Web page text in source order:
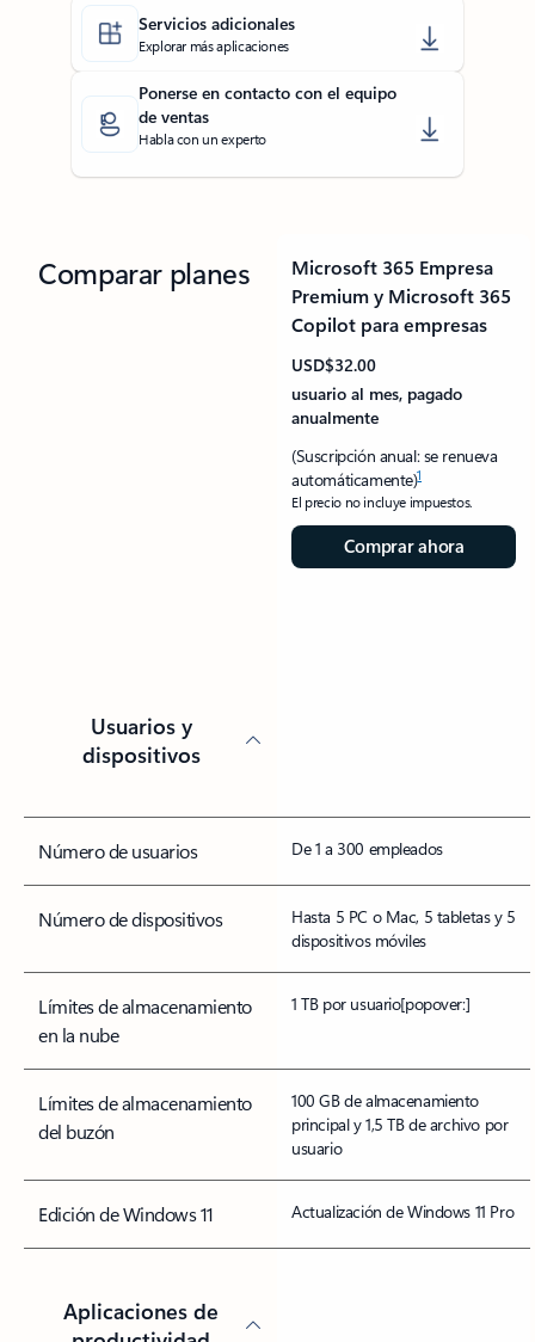
Servicios adicionales
Explorar más aplicaciones
Ponerse en contacto con el equipo
de ventas
Habla con un experto
Comparar planes
Microsoft 365 Empresa
Premium y Microsoft 365
Copilot para empresas
USD$32.00
usuario al mes, pagado
anualmente
(Suscripción anual: se renueva
automáticamente)1
El precio no incluye impuestos.
Comprar ahora
Usuarios y
dispositivos
Número de usuarios De 1 a 300 empleados
Número de dispositivos
Hasta 5 PC o Mac, 5 tabletas y 5
dispositivos móviles
Límites de almacenamiento
en la nube
1 TB por usuario[popover:]
Límites de almacenamiento
del buzón
100 GB de almacenamiento
principal y 1,5 TB de archivo por
usuario
Edición de Windows 11 Actualización de Windows 11 Pro
Aplicaciones de